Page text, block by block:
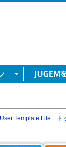
User Template File ト